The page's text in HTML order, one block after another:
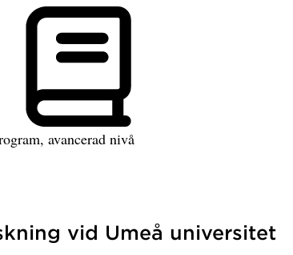
avancerad nivå
programavanceradniva.
vid Umeå universitet